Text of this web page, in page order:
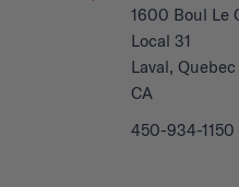
1600 Boul Le
Local 31
Laval, Quebec
CA
450-934-1150